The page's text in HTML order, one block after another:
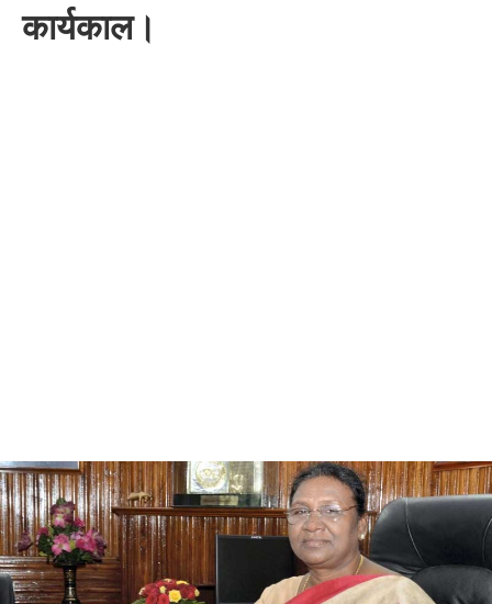
कार्यकाल।